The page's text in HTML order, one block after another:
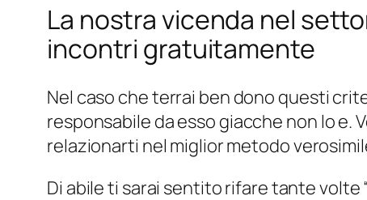
La nostra vicenda nel
incontri gratuitamente
Nel caso che terrai ben dono questi
responsabile da esso giacche non lo
relazionarti nel miglior metodo
Di abile ti sarai sentito rifare tante volte